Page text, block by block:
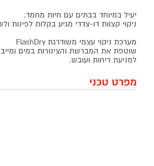
יעיל במיוחד בבתים עם חיות מחמד.
ניקוי קצוות דו-צדדי מגיע בקלות לפינות
מערכת ניקוי עצמי משודרגת FlashDry
למניעת ריחות ועובש.
מפרט טכני